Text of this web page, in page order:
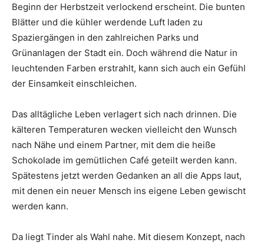
Beginn der Herbstzeit verlockend erscheint. Die bunten
Blätter und die kühler werdende Luft laden zu
Spaziergängen in den zahlreichen Parks und
Grünanlagen der Stadt ein. Doch während die Natur in
leuchtenden Farben erstrahlt, kann sich auch ein Gefühl
der Einsamkeit einschleichen.
Das alltägliche Leben verlagert sich nach drinnen. Die
kälteren Temperaturen wecken vielleicht den Wunsch
nach Nähe und einem Partner, mit dem die heiße
Schokolade im gemütlichen Café geteilt werden kann.
Spätestens jetzt werden Gedanken an all die Apps laut,
mit denen ein neuer Mensch ins eigene Leben gewischt
werden kann.
Da liegt Tinder als Wahl nahe. Mit diesem Konzept, nach